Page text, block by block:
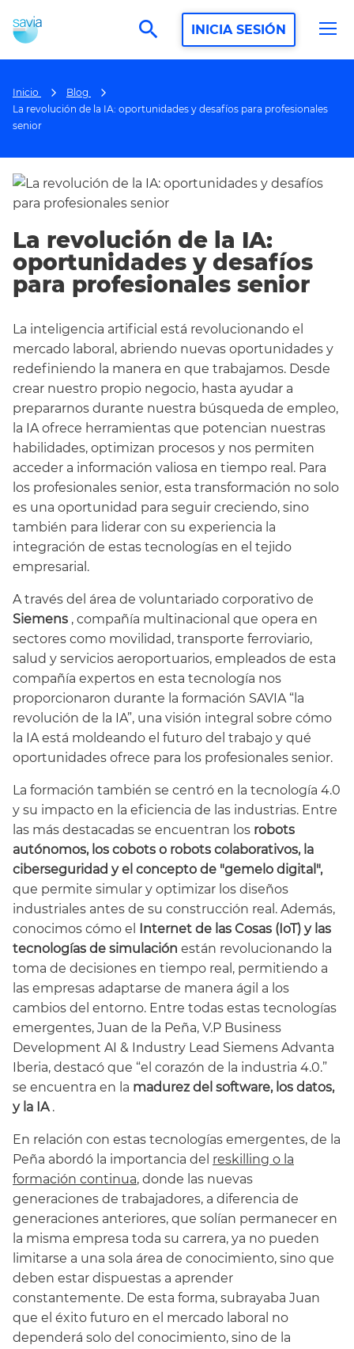
search INICIA SESIÓN
Inicio
Blog
La revolución de la IA: oportunidades y desafíos para profesionales
senior
La revolución de la IA:
oportunidades y desafíos
para profesionales senior
La inteligencia artificial está revolucionando el
mercado laboral, abriendo nuevas oportunidades y
redefiniendo la manera en que trabajamos. Desde
crear nuestro propio negocio, hasta ayudar a
prepararnos durante nuestra búsqueda de empleo,
la IA ofrece herramientas que potencian nuestras
habilidades, optimizan procesos y nos permiten
acceder a información valiosa en tiempo real. Para
los profesionales senior, esta transformación no solo
es una oportunidad para seguir creciendo, sino
también para liderar con su experiencia la
integración de estas tecnologías en el tejido
empresarial.
A través del área de voluntariado corporativo de
Siemens , compañía multinacional que opera en
sectores como movilidad, transporte ferroviario,
salud y servicios aeroportuarios, empleados de esta
compañía expertos en esta tecnología nos
proporcionaron durante la formación SAVIA “la
revolución de la IA”, una visión integral sobre cómo
la IA está moldeando el futuro del trabajo y qué
oportunidades ofrece para los profesionales senior.
La formación también se centró en la tecnología 4.0
y su impacto en la eficiencia de las industrias. Entre
las más destacadas se encuentran los robots
autónomos, los cobots o robots colaborativos, la
ciberseguridad y el concepto de "gemelo digital",
que permite simular y optimizar los diseños
industriales antes de su construcción real. Además,
conocimos cómo el
Internet de las Cosas (IoT) y las
tecnologías de simulación están revolucionando la
toma de decisiones en tiempo real, permitiendo a
las empresas adaptarse de manera ágil a los
cambios del entorno. Entre todas estas tecnologías
emergentes, Juan de la Peña, V.P Business
Development AI & Industry Lead Siemens Advanta
Iberia, destacó que “el corazón de la industria 4.0.”
se encuentra en la madurez del software, los datos,
y la IA .
En relación con estas tecnologías emergentes, de la
Peña abordó la importancia del reskilling o la
formación continua, donde las nuevas
generaciones de trabajadores, a diferencia de
generaciones anteriores, que solían permanecer en
la misma empresa toda su carrera, ya no pueden
limitarse a una sola área de conocimiento, sino que
deben estar dispuestas a aprender
constantemente. De esta forma, subrayaba Juan
que el éxito futuro en el mercado laboral no
dependerá solo del conocimiento, sino de la